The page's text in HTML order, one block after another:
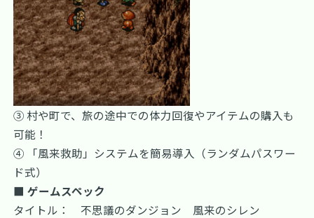
③ 村や町で、旅の途中での体力回復やアイテムの購入も
可能！
④ 「風来救助」システムを簡易導入（ランダムパスワー
ド式）
■ ゲームスペック
タイトル： 不思議のダンジョン 風来のシレン